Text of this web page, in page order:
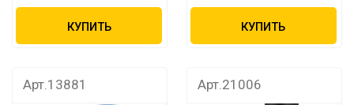
КУПИТЬ КУПИТЬ
Арт.13881 Арт.21006